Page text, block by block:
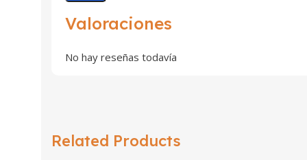
Valoraciones
No hay reseñas todavía
Related Products